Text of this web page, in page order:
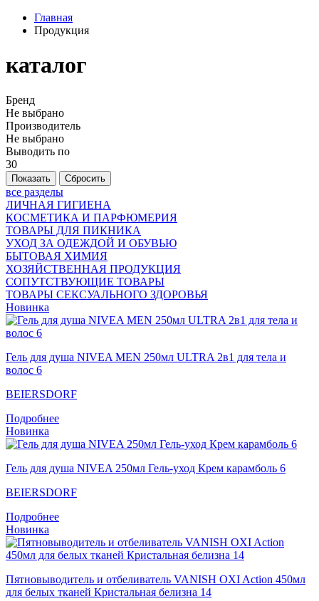
Главная
Продукция
каталог
Бренд
Не выбрано
Производитель
Не выбрано
Выводить по
30
все разделы
ЛИЧНАЯ ГИГИЕНА
КОСМЕТИКА И ПАРФЮМЕРИЯ
ТОВАРЫ ДЛЯ ПИКНИКА
УХОД ЗА ОДЕЖДОЙ И ОБУВЬЮ
БЫТОВАЯ ХИМИЯ
ХОЗЯЙСТВЕННАЯ ПРОДУКЦИЯ
СОПУТСТВУЮЩИЕ ТОВАРЫ
ТОВАРЫ СЕКСУАЛЬНОГО ЗДОРОВЬЯ
Новинка
Гель для душа NIVEA MEN 250мл ULTRA 2в1 для тела и
волос 6
BEIERSDORF
Подробнее
Новинка
Гель для душа NIVEA 250мл Гель-уход Крем карамболь 6
BEIERSDORF
Подробнее
Новинка
Пятновыводитель и отбеливатель VANISH OXI Action 450мл
для белых тканей Кристальная белизна 14